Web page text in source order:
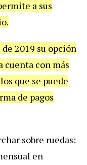
a sus
.
de 2019 su opción
cuenta con más
los que se puede
de pagos
sobre ruedas:
en